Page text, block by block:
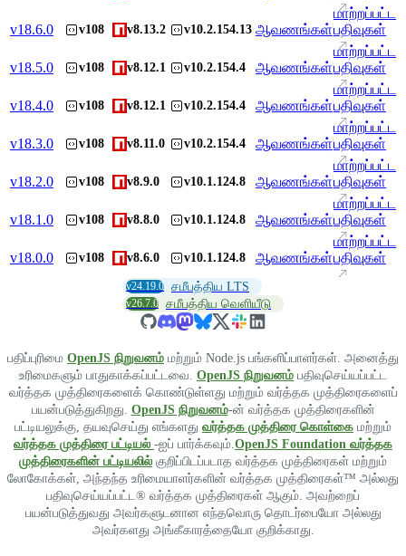
v18.6.0 v108 v8.13.2 v10.2.154.13 ஆவணங்கள்
மாற்றப்பட்ட
பதிவுகள்
v18.5.0 v108 v8.12.1 v10.2.154.4 ஆவணங்கள்
மாற்றப்பட்ட
பதிவுகள்
v18.4.0 v108 v8.12.1 v10.2.154.4 ஆவணங்கள்
மாற்றப்பட்ட
பதிவுகள்
v18.3.0 v108 v8.11.0 v10.2.154.4 ஆவணங்கள்
மாற்றப்பட்ட
பதிவுகள்
v18.2.0 v108 v8.9.0 v10.1.124.8 ஆவணங்கள்
மாற்றப்பட்ட
பதிவுகள்
v18.1.0 v108 v8.8.0 v10.1.124.8 ஆவணங்கள்
மாற்றப்பட்ட
பதிவுகள்
v18.0.0 v108 v8.6.0 v10.1.124.8 ஆவணங்கள்
மாற்றப்பட்ட
பதிவுகள்
v24.19.0 சமீபத்திய LTS
v26.7.0 சமீபத்திய வெளியீடு
பதிப்புரிமை OpenJS நிறுவனம் மற்றும் Node.js பங்களிப்பாளர்கள். அனைத்து
உரிமைகளும் பாதுகாக்கப்பட்டவை. OpenJS நிறுவனம் பதிவுசெய்யப்பட்ட
வர்த்தக முத்திரைகளைக் கொண்டுள்ளது மற்றும் வர்த்தக முத்திரைகளைப்
பயன்படுத்துகிறது. OpenJS நிறுவனம்-ன் வர்த்தக முத்திரைகளின்
பட்டியலுக்கு, தயவுசெய்து எங்களது வர்த்தக முத்திரை கொள்கை மற்றும்
வர்த்தக முத்திரை பட்டியல் -ஐப் பார்க்கவும். OpenJS Foundation வர்த்தக
முத்திரைகளின் பட்டியலில் குறிப்பிடப்படாத வர்த்தக முத்திரைகள் மற்றும்
லோகோக்கள், அந்தந்த உரிமையாளர்களின் வர்த்தக முத்திரைகள்™ அல்லது
பதிவுசெய்யப்பட்ட® வர்த்தக முத்திரைகள் ஆகும். அவற்றைப்
பயன்படுத்துவது அவர்களுடனான எந்தவொரு தொடர்பையோ அல்லது
அவர்களது அங்கீகாரத்தையோ குறிக்காது.